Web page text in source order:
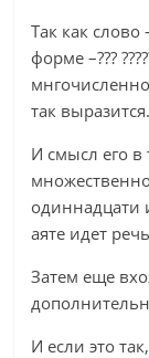
Так как слово
форме –???
так выразится.
И смысл его в
одиннадцати
аяте идет
Затем еще
И если это